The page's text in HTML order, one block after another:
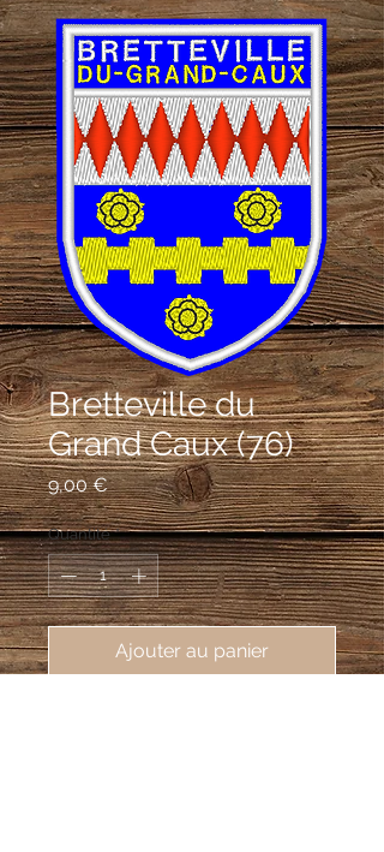
Bretteville du
Grand Caux (76)
9,00 €Prix
Quantité *
Ajouter au panier